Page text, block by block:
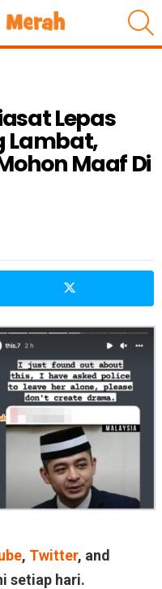
Lepas
Lambat,
Maaf Di
, Twitter, and
setiap hari.